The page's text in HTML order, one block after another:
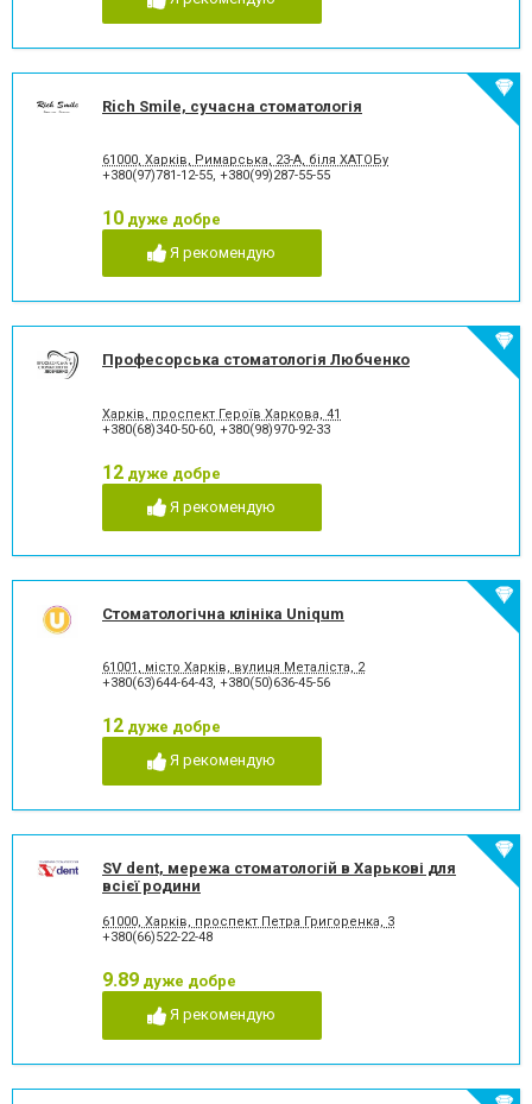
Лазеротерапія в
стоматології
Люмініри
Лікування альвеоліту
Лікування гінгівіту
Лікування гіпоплазії емалі
зубів
скронево-нижньощелепного
Лікування кореневих каналів
Лікування пародонтиту
Лікування пародонтозу
Озонотерапія в стоматології
Панорамний знімок
Пластини для виправлення
Пломбування зубів
Пломбування каналів
Пьезохірургія в стоматології
Підготовка до протезування
відновлення емалі
Хірургічне лікування зубів
Чистка зубів
Шинування зубів
Rich Smile, сучасна стоматологія
61000, Харків, Римарська, 23-А, біля ХАТОБу
+380(97)781-12-55, +380(99)287-55-55
10 дуже добре
Я рекомендую
Професорська стоматологія Любченко
Харків, проспект Героїв Харкова, 41
+380(68)340-50-60, +380(98)970-92-33
12 дуже добре
Я рекомендую
Стоматологічна клініка Uniqum
61001, місто Харків, вулиця Металіста, 2
+380(63)644-64-43, +380(50)636-45-56
12 дуже добре
Я рекомендую
SV dent, мережа стоматологій в Харькові для
всієї родини
61000, Харків, проспект Петра Григоренка, 3
+380(66)522-22-48
9.89 дуже добре
Я рекомендую